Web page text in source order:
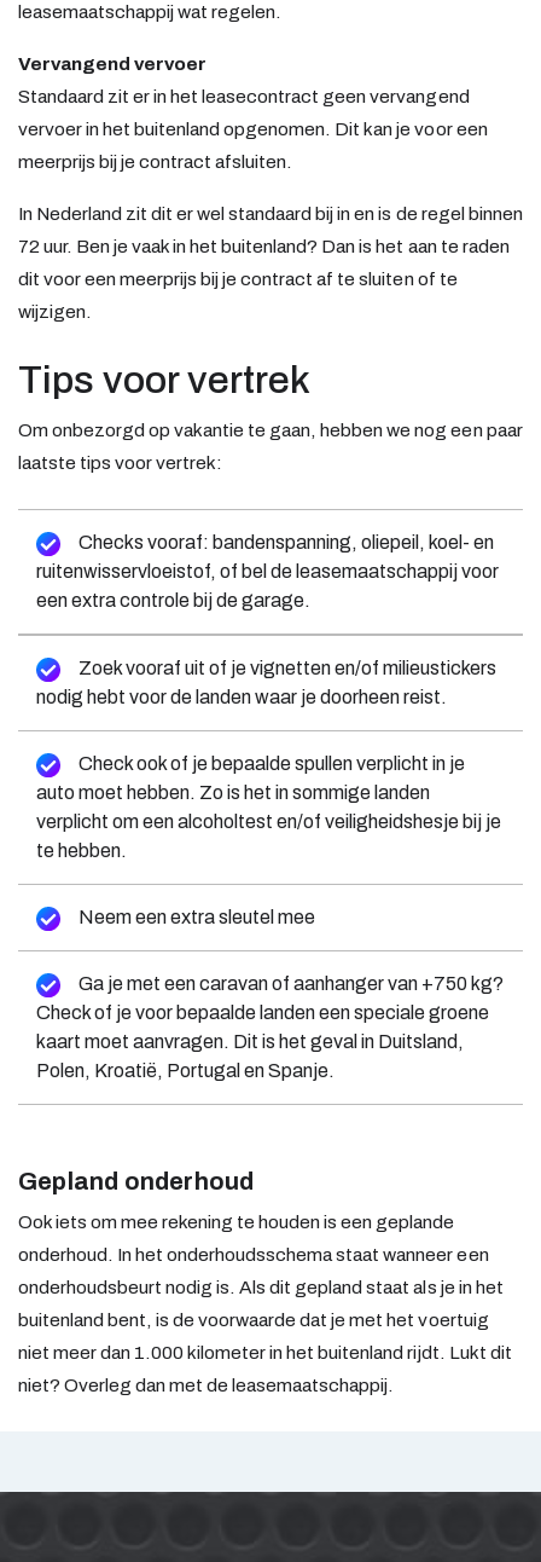
leasemaatschappij wat regelen.
Vervangend vervoer
Standaard zit er in het leasecontract geen vervangend
vervoer in het buitenland opgenomen. Dit kan je voor een
meerprijs bij je contract afsluiten.
In Nederland zit dit er wel standaard bij in en is de regel binnen
72 uur. Ben je vaak in het buitenland? Dan is het aan te raden
dit voor een meerprijs bij je contract af te sluiten of te
wijzigen.
Tips voor vertrek
Om onbezorgd op vakantie te gaan, hebben we nog een paar
laatste tips voor vertrek:
Checks vooraf: bandenspanning, oliepeil, koel- en
ruitenwisservloeistof, of bel de leasemaatschappij voor
een extra controle bij de garage.
Zoek vooraf uit of je vignetten en/of milieustickers
nodig hebt voor de landen waar je doorheen reist.
Check ook of je bepaalde spullen verplicht in je
auto moet hebben. Zo is het in sommige landen
verplicht om een alcoholtest en/of veiligheidshesje bij je
te hebben.
Neem een extra sleutel mee
Ga je met een caravan of aanhanger van +750 kg?
Check of je voor bepaalde landen een speciale groene
kaart moet aanvragen. Dit is het geval in Duitsland,
Polen, Kroatië, Portugal en Spanje.
Gepland onderhoud
Ook iets om mee rekening te houden is een geplande
onderhoud. In het onderhoudsschema staat wanneer een
onderhoudsbeurt nodig is. Als dit gepland staat als je in het
buitenland bent, is de voorwaarde dat je met het voertuig
niet meer dan 1.000 kilometer in het buitenland rijdt. Lukt dit
niet? Overleg dan met de leasemaatschappij.